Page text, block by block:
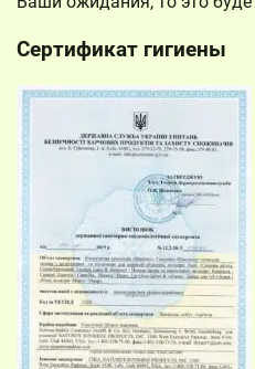
Сертификат гигиены